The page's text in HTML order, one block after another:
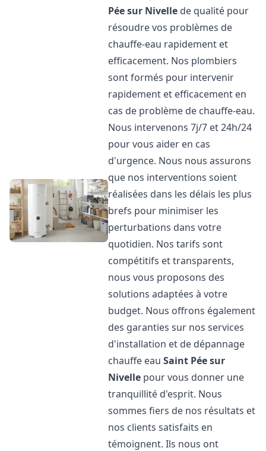
Pée sur Nivelle de qualité pour
résoudre vos problèmes de
chauffe-eau rapidement et
efficacement. Nos plombiers
sont formés pour intervenir
rapidement et efficacement en
cas de problème de chauffe-eau.
Nous intervenons 7j/7 et 24h/24
pour vous aider en cas
d'urgence. Nous nous assurons
que nos interventions soient
réalisées dans les délais les plus
brefs pour minimiser les
perturbations dans votre
quotidien. Nos tarifs sont
compétitifs et transparents,
nous vous proposons des
solutions adaptées à votre
budget. Nous offrons également
des garanties sur nos services
d'installation et de dépannage
chauffe eauSaint Pée sur
Nivelle pour vous donner une
tranquillité d'esprit. Nous
sommes fiers de nos résultats et
nos clients satisfaits en
témoignent. Ils nous ont